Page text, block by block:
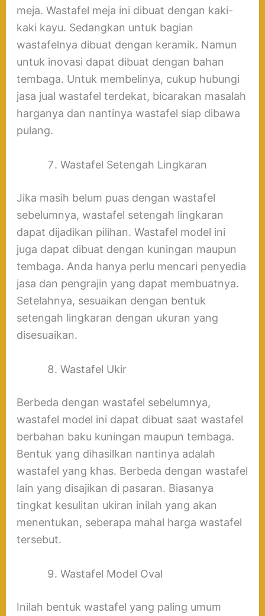
meja. Wastafel meja ini dibuat dengan kaki-
kaki kayu. Sedangkan untuk bagian
wastafelnya dibuat dengan keramik. Namun
untuk inovasi dapat dibuat dengan bahan
tembaga. Untuk membelinya, cukup hubungi
jasa jual wastafel terdekat, bicarakan masalah
harganya dan nantinya wastafel siap dibawa
pulang.
Wastafel Setengah Lingkaran
Jika masih belum puas dengan wastafel
sebelumnya, wastafel setengah lingkaran
dapat dijadikan pilihan. Wastafel model ini
juga dapat dibuat dengan kuningan maupun
tembaga. Anda hanya perlu mencari penyedia
jasa dan pengrajin yang dapat membuatnya.
Setelahnya, sesuaikan dengan bentuk
setengah lingkaran dengan ukuran yang
disesuaikan.
Wastafel Ukir
Berbeda dengan wastafel sebelumnya,
wastafel model ini dapat dibuat saat wastafel
berbahan baku kuningan maupun tembaga.
Bentuk yang dihasilkan nantinya adalah
wastafel yang khas. Berbeda dengan wastafel
lain yang disajikan di pasaran. Biasanya
tingkat kesulitan ukiran inilah yang akan
menentukan, seberapa mahal harga wastafel
tersebut.
Wastafel Model Oval
Inilah bentuk wastafel yang paling umum